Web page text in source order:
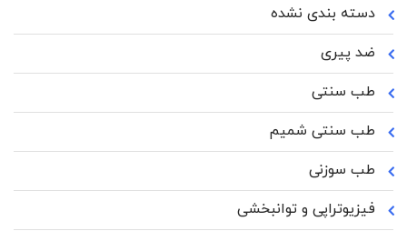
دسته بندی نشده
ضد پیری
طب سنتی
طب سنتی شمیم
طب سوزنی
فیزیوتراپی و توانبخشی